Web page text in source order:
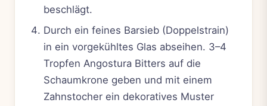
beschlägt.
Durch ein feines Barsieb (Doppelstrain)
in ein vorgekühltes Glas abseihen. 3–4
Tropfen Angostura Bitters auf die
Schaumkrone geben und mit einem
Zahnstocher ein dekoratives Muster